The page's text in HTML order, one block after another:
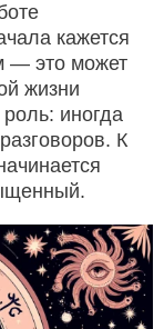
кажется
— это может
жизни
иногда
К